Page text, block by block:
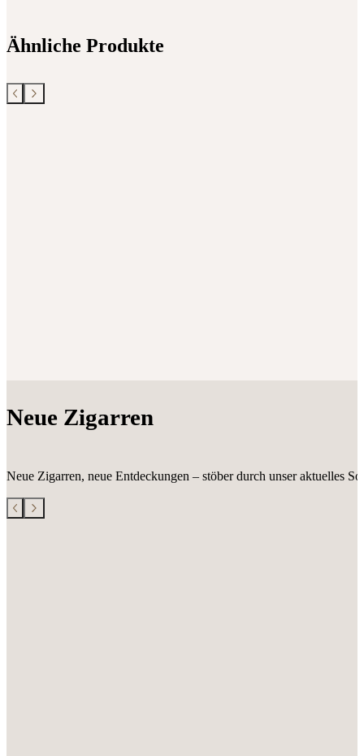
Ähnliche Produkte
Neue Zigarren
Neue Zigarren, neue Entdeckungen – stöber durch unser aktuelles